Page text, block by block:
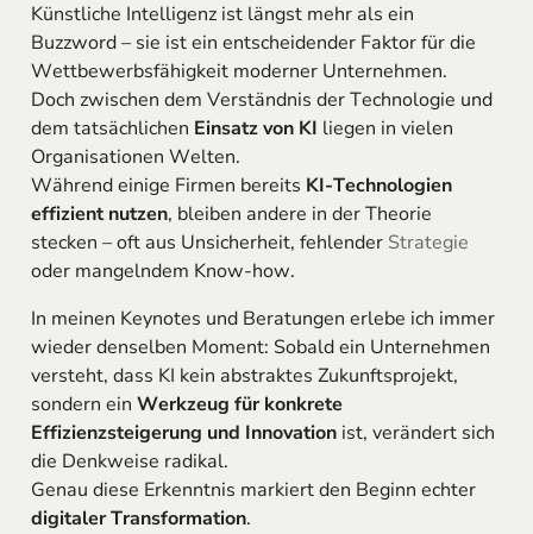
Künstliche Intelligenz ist längst mehr als ein
Buzzword – sie ist ein entscheidender Faktor für die
Wettbewerbsfähigkeit moderner Unternehmen.
Doch zwischen dem Verständnis der Technologie und
dem tatsächlichen Einsatz von KI liegen in vielen
Organisationen Welten.
Während einige Firmen bereits KI-Technologien
effizient nutzen, bleiben andere in der Theorie
stecken – oft aus Unsicherheit, fehlender Strategie
oder mangelndem Know-how.
In meinen Keynotes und Beratungen erlebe ich immer
wieder denselben Moment: Sobald ein Unternehmen
versteht, dass KI kein abstraktes Zukunftsprojekt,
sondern ein Werkzeug für konkrete
Effizienzsteigerung und Innovationist, verändert sich
die Denkweise radikal.
Genau diese Erkenntnis markiert den Beginn echter
digitaler Transformation.